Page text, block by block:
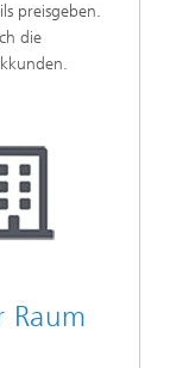
preisgeben.
die
Raum